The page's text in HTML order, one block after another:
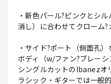
・新色パール?ピンクとシ
消し）に合わせてクローム
・サイド?ポート（側面孔
ボディ（w/ファン?ブレーシ
シングルカットのIbanezオ
ラシック・ギターでは一般